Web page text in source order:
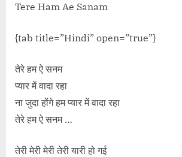
Tere Ham Ae Sanam
{tab title=”Hindi” open=”true”}
तेरे हम ऐ सनम
प्यार में वादा रहा
ना जुदा होंगे हम प्यार में वादा रहा
तेरे हम ऐ सनम …
तेरी मेरी मेरी तेरी यारी हो गई